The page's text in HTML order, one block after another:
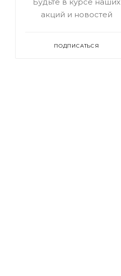
акций и новостей
ПОДПИСАТЬСЯ